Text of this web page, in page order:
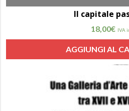
Il capitale
18,00€ IVA
AGGIUNGI AL